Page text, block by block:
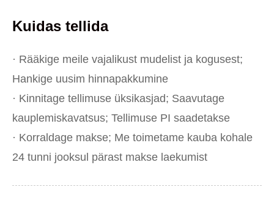
Kuidas tellida
· Rääkige meile vajalikust mudelist ja kogusest;
Hankige uusim hinnapakkumine
· Kinnitage tellimuse üksikasjad; Saavutage
kauplemiskavatsus; Tellimuse PI saadetakse
· Korraldage makse; Me toimetame kauba kohale
24 tunni jooksul pärast makse laekumist